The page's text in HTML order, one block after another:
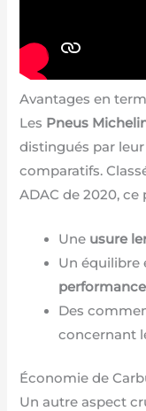
Avantages en
Les Pneus
distingués par
comparatifs.
ADAC de 2020,
Une usure
Un équilibre
Des
concernant
Économie de
Un autre aspect